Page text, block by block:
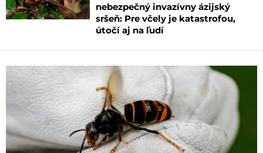
nebezpečný invazívny ázijský
sršeň: Pre včely je katastrofou,
útočí aj na ľudí